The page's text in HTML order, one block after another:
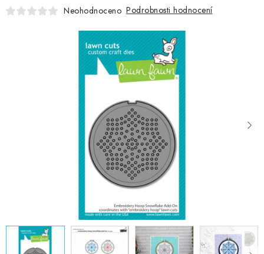
Moje objednávka
Oblíbené ♥️
Obchodní podmínky
Neohodnoceno Podrobnosti hodnocení